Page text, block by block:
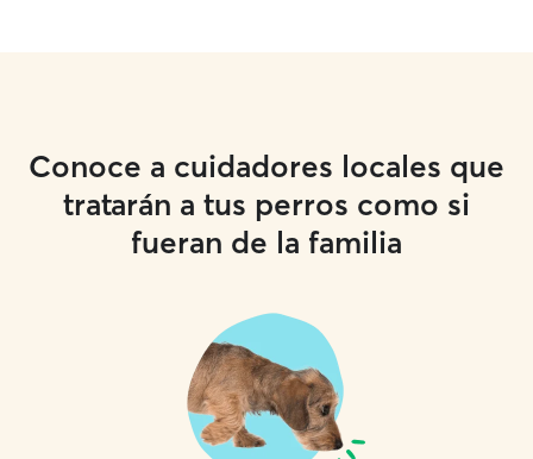
Conoce a cuidadores locales que
tratarán a tus perros como si
fueran de la familia